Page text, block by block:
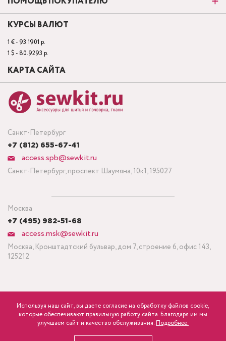
розница Минимальный заказ ткани от 3 метров
Санкт-Петербург
+7 (812) 655-67-41
access.spb@sewkit.ru
Санкт-Петербург, проспект Шаумяна, 10к1, 195027
Москва
+7 (495) 982-51-68
access.msk@sewkit.ru
Москва, Кронштадтский бульвар, дом 7, строение 6, офис 143,
125212
КУРСЫ ВАЛЮТ
1 € - 93.1901 р.
1 $ - 80.9293 р.
КАРТА САЙТА
Политика конфиденциальности
ПОДПИСАТЬСЯ НА НОВОСТИ
Используя наш сайт, вы даете согласие на обработку файлов cookie,
которые обеспечивают правильную работу сайта. Благодаря им мы
улучшаем сайт и качество обслуживания. Подробнее.